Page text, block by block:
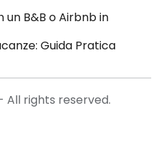
un B&B o Airbnb in
Guida Pratica
All rights reserved.